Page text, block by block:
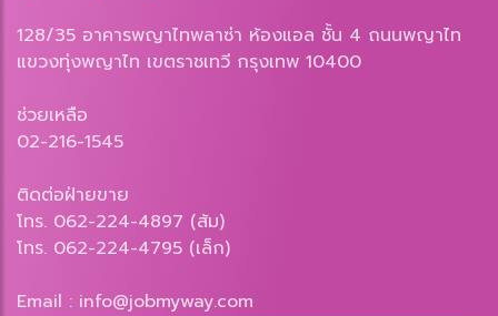
128/35 อาคารพญาไทพลาซ่า ห้องแอล ชั้น 4 ถนนพญาไท
แขวงทุ่งพญาไท เขตราชเทวี กรุงเทพ 10400
ช่วยเหลือ
02-216-1545
ติดต่อฝ่ายขาย
โทร. 062-224-4897 (ส้ม)
โทร. 062-224-4795 (เล็ก)
Email : info@jobmyway.com